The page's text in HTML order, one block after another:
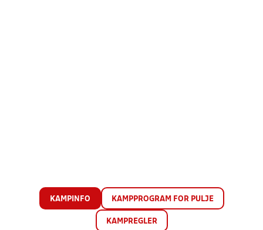
KAMPINFO KAMPPROGRAM FOR PULJE
KAMPREGLER